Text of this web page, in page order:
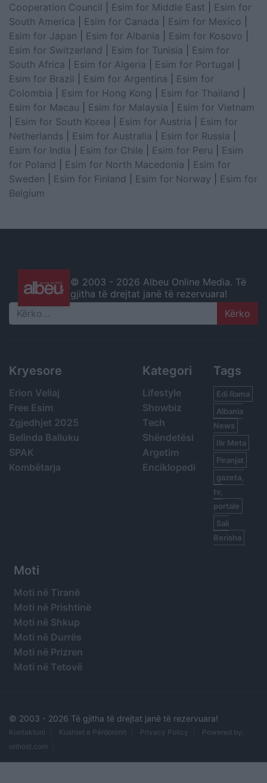
Cooperation Council
Esim for Middle East
Esim for
South America
Esim for Canada Esim for Mexico
Esim for Japan
Esim for Albania Esim for Kosovo
Esim for Switzerland
Esim for Tunisia
Esim for
South Africa
Esim for Algeria Esim for Portugal
Esim for Brazil
Esim for Argentina
Esim for
Colombia
Esim for Hong Kong Esim for Thailand
Esim for Macau
Esim for Malaysia
Esim for Vietnam
Esim for South Korea Esim for Austria
Esim for
Netherlands
Esim for Australia Esim for Russia
Esim for India
Esim for Chile Esim for Peru
Esim
for Poland
Esim for North Macedonia
Esim for
Sweden
Esim for Finland Esim for Norway
Esim for
Belgium
© 2003 - 2026 Albeu Online Media. Të
gjitha të drejtat janë të rezervuara!
Search
Kryesore
Erion Veliaj
Free Esim
Zgjedhjet 2025
Belinda Balluku
SPAK
Kombëtarja
Kategori
Lifestyle
Showbiz
Tech
Shëndetësi
Argetim
Enciklopedi
Tags
Edi Rama
Albania
News
Ilir Meta
Piranjat
gazeta,
tv,
portale
Sali
Berisha
Moti
Moti në Tiranë
Moti në Prishtinë
Moti në Shkup
Moti në Durrës
Moti në Prizren
Moti në Tetovë
© 2003 - 2026 Të gjitha të drejtat janë të rezervuara!
Kontaktoni Kushtet e Përdorimit Privacy Policy
Powered by:
orihost.com